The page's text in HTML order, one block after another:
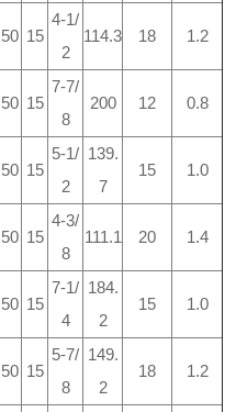
50 15
4-1/
2
114.3 18 1.2
50 15
7-7/
8
200 12 0.8
50 15
5-1/
2
139.
7
15 1.0
50 15
4-3/
8
111.1 20 1.4
50 15
7-1/
4
184.
2
15 1.0
50 15
5-7/
8
149.
2
18 1.2